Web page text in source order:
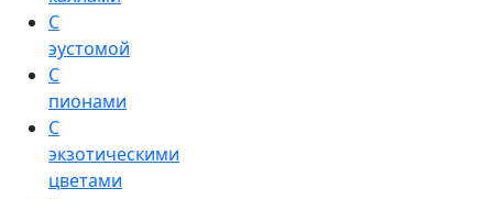
С
эустомой
С
пионами
С
экзотическими
цветами